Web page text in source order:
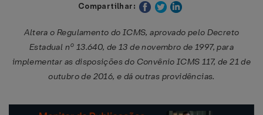
Compartilhar:
Altera o Regulamento do ICMS, aprovado pelo Decreto
Estadual nº 13.640, de 13 de novembro de 1997, para
implementar as disposições do Convênio ICMS 117, de 21 de
outubro de 2016, e dá outras providências.